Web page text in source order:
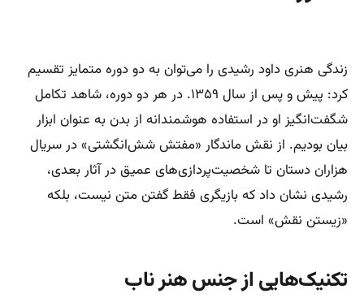
زندگی هنری داود رشیدی را می‌توان به دو دوره متمایز تقسیم
کرد: پیش و پس از سال ۱۳۵۹. در هر دو دوره، شاهد تکامل
شگفت‌انگیز او در استفاده هوشمندانه از بدن به عنوان ابزار
بیان بودیم. از نقش ماندگار «مفتش شش‌انگشتی» در سریال
هزاران دستان تا شخصیت‌پردازی‌های عمیق در آثار بعدی،
رشیدی نشان داد که بازیگری فقط گفتن متن نیست، بلکه
«زیستن نقش» است.
تکنیک‌هایی از جنس هنر ناب